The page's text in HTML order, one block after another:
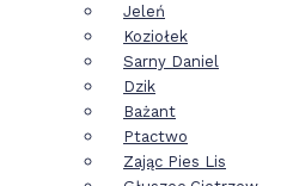
Jeleń
Koziołek
Sarny Daniel
Dzik
Bażant
Ptactwo
Zając Pies Lis